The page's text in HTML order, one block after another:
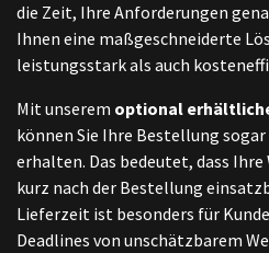
die Zeit, Ihre Anforderungen
Ihnen eine maßgeschneiderte
leistungsstark als auch
Mit unserem optional
können Sie Ihre Bestellung
erhalten. Das bedeutet, dass
kurz nach der Bestellung
Lieferzeit ist besonders für
Deadlines von unschätzbarem